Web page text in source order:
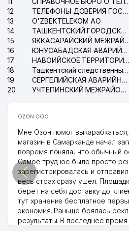
FORTUNATE PERFECT
BUSINESS ООО
GOLDEN LOTUS INVEST
GROUP ООО
SIGMA BUSINESS CLASS
ООО
SHILLA HANJIN ЧФ
45
ООО
46 SMART LED MEDIA ООО
47 MAGNUM FORTIS ЧП
48 SAXOVAT KOMMUNAL
49 САИПОВА Д.А. ИндП
50
GEDEON RICHTER
ПРЕДСТАВИТЕЛЬСТВО
12
ТЕЛЕФОНЫ ДОВЕРИЯ ГОСУДАРСТВЕННОГО ЦЕНТРА ТЕСТИРОВАНИЯ
13
O'ZBEKTELEKOM АО
14
ТАШКЕНТСКИЙ ГОРОДСКОЙ СУД ПО ГРАЖДАНСКИМ ДЕЛАМ
15
ЯККАСАРАЙСКИЙ МЕЖРАЙОННЫЙ СУД ПО ГРАЖДАНСКИМ ДЕЛАМ
16
ЮНУСАБАДСКАЯ АВАРИЙНАЯ СЛУЖБА ЭЛЕКТРОСЕТИ
17
НАВОИЙСКОЕ ТЕРРИТОРИАЛЬНОЕ ПРЕДПРИЯТИЕ ЭЛЕКТРОСЕТИ АО
18
Ташкентский следственный изолятор
19
СЕРГЕЛИЙСКАЯ АВАРИЙНАЯ СЛУЖБА ЭЛЕКТРОСЕТИ
20
УЧТЕПИНСКИЙ МЕЖРАЙОННЫЙ СУД ПО ГРАЖДАНСКИМ ДЕЛАМ
OZON ООО
Мне Озон помог
магазин в Самарканде начал
вовремя поняла, что обычный
Самое трудное было просто
зарегистрировалась и
весь страх сразу ушел.
берет на себя доставку до
тут хранение бесплатное
экономия. Раньше боялась
результаты. В последнее